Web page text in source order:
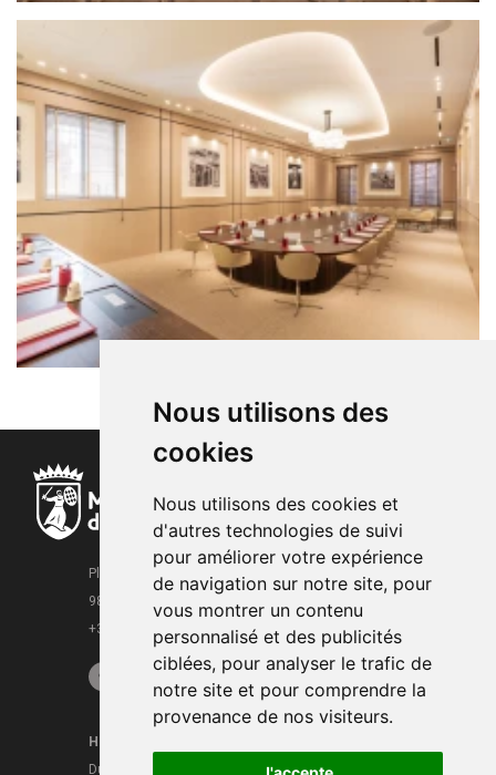
Nous utilisons des
cookies
Nous utilisons des cookies et
d'autres technologies de suivi
pour améliorer votre expérience
de navigation sur notre site, pour
vous montrer un contenu
personnalisé et des publicités
ciblées, pour analyser le trafic de
notre site et pour comprendre la
provenance de nos visiteurs.
Place de la Mairie
98000 Monaco
+377 93 15 28 63
Horaires
Du lundi au vendredi